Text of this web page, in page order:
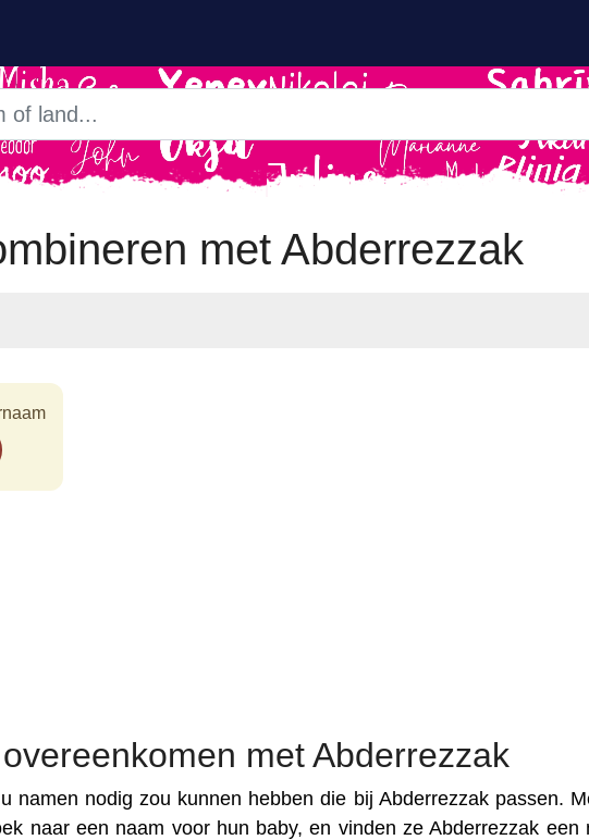
met Abderrezzak
met Abderrezzak
namen nodig zou kunnen hebben die bij Abderrezzak passen.
naar een naam voor hun baby, en vinden ze Abderrezzak een